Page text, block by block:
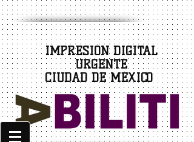
IMPRESIÓN DIGITAL
URGENTE
CIUDAD DE MÉXICO